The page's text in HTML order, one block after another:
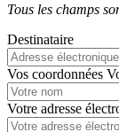
Tous les champs
Destinataire
Vos coordonnées
Votre adresse